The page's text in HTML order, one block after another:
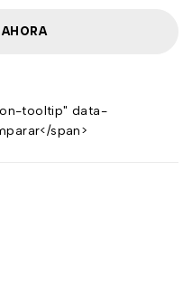
tooltip" data-
span>